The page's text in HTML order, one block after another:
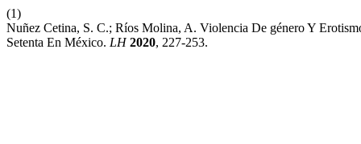
(1)
Nuñez Cetina, S. C.; Ríos Molina, A. Violencia De género Y
Setenta En México. LH 2020, 227-253.